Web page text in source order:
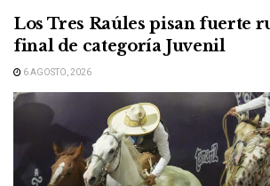
Los Tres Raúles pisan fuerte
final de categoría Juvenil
6 AGOSTO, 2026